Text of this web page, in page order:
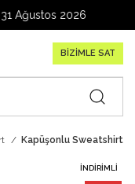
2026
BİZİMLE SAT
Kapüşonlu Sweatshirt
İNDIRIMLI